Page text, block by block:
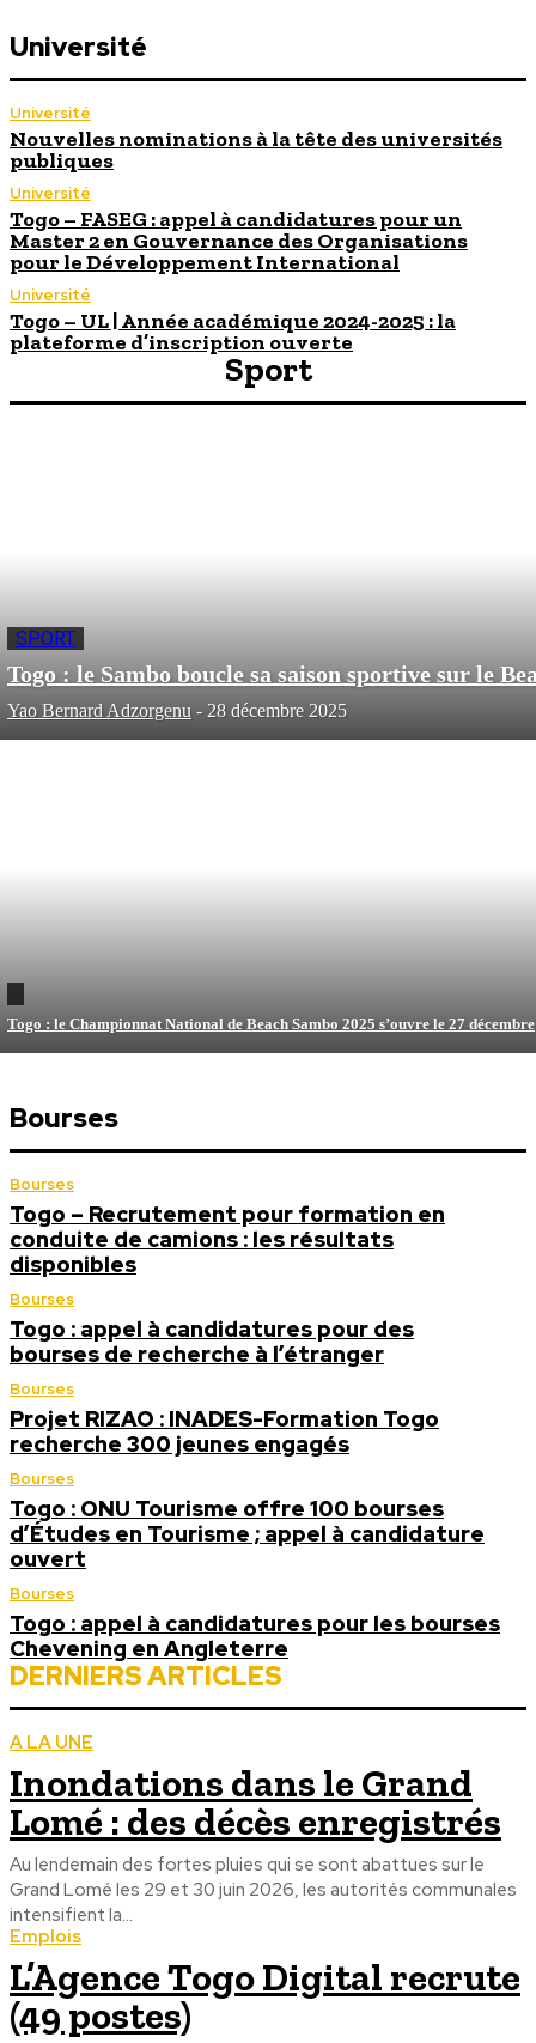
Université
Université
Nouvelles nominations à la tête des universités
publiques
Université
Togo – FASEG : appel à candidatures pour un
Master 2 en Gouvernance des Organisations
pour le Développement International
Université
Togo – UL | Année académique 2024-2025 : la
plateforme d’inscription ouverte
Sport
SPORT
Togo : le Sambo boucle sa saison sportive sur le
Yao Bernard Adzorgenu - 28 décembre 2025
Togo : le Championnat National de Beach Sambo 2025 s’ouvre le 27 décembre
Bourses
Bourses
Togo – Recrutement pour formation en
conduite de camions : les résultats
disponibles
Bourses
Togo : appel à candidatures pour des
bourses de recherche à l’étranger
Bourses
Projet RIZAO : INADES-Formation Togo
recherche 300 jeunes engagés
Bourses
Togo : ONU Tourisme offre 100 bourses
d’Études en Tourisme ; appel à candidature
ouvert
Bourses
Togo : appel à candidatures pour les bourses
Chevening en Angleterre
DERNIERS ARTICLES
A LA UNE
Inondations dans le Grand
Lomé : des décès enregistrés
Au lendemain des fortes pluies qui se sont abattues sur le
Grand Lomé les 29 et 30 juin 2026, les autorités communales
intensifient la...
Emplois
L’Agence Togo Digital recrute
(49 postes)